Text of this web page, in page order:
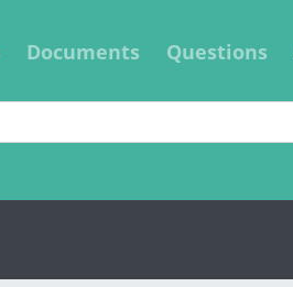
Documents Questions